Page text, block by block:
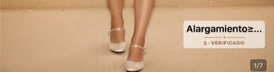
1/7